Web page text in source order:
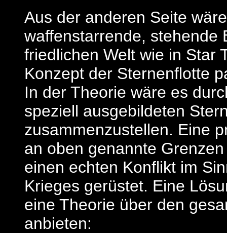
Aus der anderen Seite
waffenstarrende, stehende
friedlichen Welt wie in Star
Konzept der Sternenflotte
In der Theorie wäre es
speziell ausgebildeten
zusammenzustellen. Eine
an oben genannte
einen echten Konflikt im
Krieges gerüstet. Eine
eine Theorie über den
anbieten: